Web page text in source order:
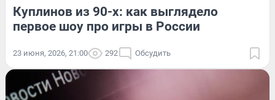
Куплинов из 90-х: как выглядело
первое шоу про игры в России
23 июня, 2026, 21:00 292 Обсудить